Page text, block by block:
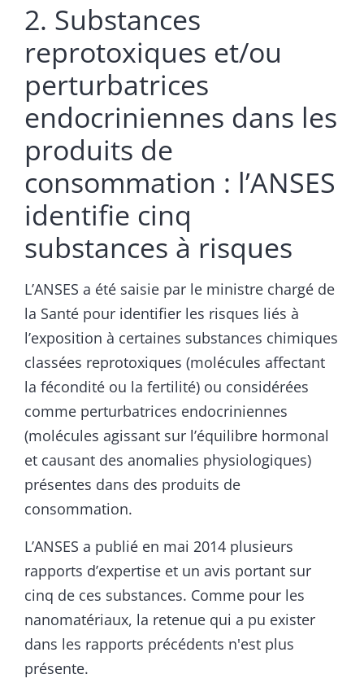
2. Substances
reprotoxiques et/ou
perturbatrices
endocriniennes dans les
produits de
consommation : l’ANSES
identifie cinq
substances à risques
L’ANSES a été saisie par le ministre chargé de
la Santé pour identifier les risques liés à
l’exposition à certaines substances chimiques
classées reprotoxiques (molécules affectant
la fécondité ou la fertilité) ou considérées
comme perturbatrices endocriniennes
(molécules agissant sur l’équilibre hormonal
et causant des anomalies physiologiques)
présentes dans des produits de
consommation.
L’ANSES a publié en mai 2014 plusieurs
rapports d’expertise et un avis portant sur
cinq de ces substances. Comme pour les
nanomatériaux, la retenue qui a pu exister
dans les rapports précédents n'est plus
présente.